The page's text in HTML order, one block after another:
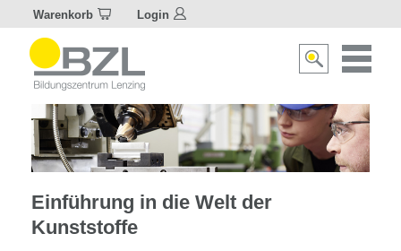
Warenkorb Login
Suche
Kunststoff
Einführung in die Welt der
Kunststoffe